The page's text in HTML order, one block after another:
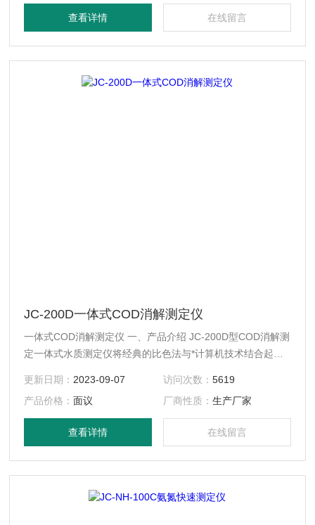
污口监测、城市污水处理工厂进出口监测、江河湖泊水质监测
和污水治理设施过程控制之中。能够广泛的应用于各种行业废
查看详情 在线留言
JC-200D一体式COD消解测定仪
一体式COD消解测定仪 一、产品介绍 JC-200D型COD消解测
定一体式水质测定仪将经典的比色法与*计算机技术结合起
消除了人为误差，测量分辨率大大提高。该产品具有自动PID
控温、双液晶显示、自动调零、浓度直读、曲线存储、自动打
印等特点，仪器操作简便，人机交互式操作，使用者无需复杂
的专业知识即可应用本产品。
更新日期： 2023-09-07 访问次数： 5619
产品价格：面议 厂商性质： 生产厂家
查看详情 在线留言